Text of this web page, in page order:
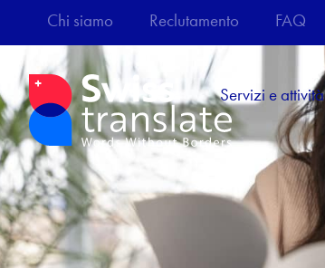
Chi siamo Reclutamento FAQ
Servizi e attività